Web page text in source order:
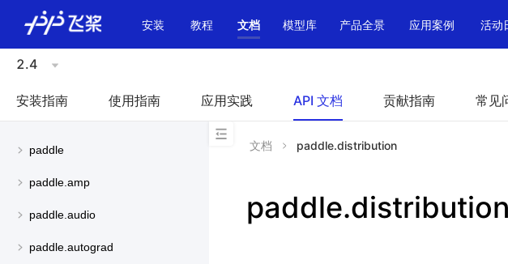
安装 教程 文档 模型库 产品全景 应用案例 活动
2.4
安装指南 使用指南 应用实践 API 文档 贡献指南 常见
paddle
paddle.amp
paddle.audio
paddle.autograd
文档 paddle.distribution
paddle.distribution